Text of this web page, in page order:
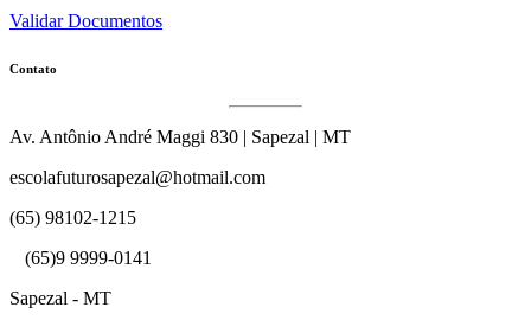
Validar Documentos
Contato
Av. Antônio André Maggi 830 | Sapezal | MT
escolafuturosapezal@hotmail.com
(65) 98102-1215
(65)9 9999-0141
Sapezal - MT